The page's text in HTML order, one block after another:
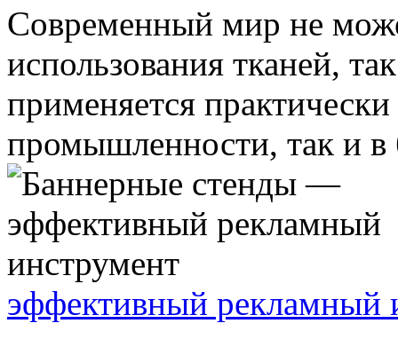
Современный мир не
использования тканей,
применяется
промышленности, так и в
эффективный рекламный